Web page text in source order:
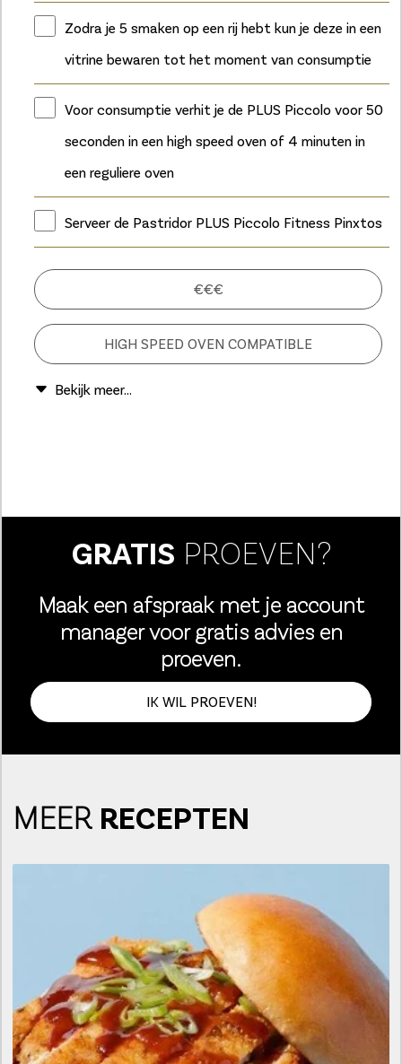
Zodra je 5 smaken op een rij hebt kun je deze in een
vitrine bewaren tot het moment van consumptie
Voor consumptie verhit je de PLUS Piccolo voor 50
seconden in een high speed oven of 4 minuten in
een reguliere oven
Serveer de Pastridor PLUS Piccolo Fitness Pinxtos
€€€
HIGH SPEED OVEN COMPATIBLE
GRATIS PROEVEN?
Maak een afspraak met je account
manager voor gratis advies en
proeven.
IK WIL PROEVEN!
MEER RECEPTEN